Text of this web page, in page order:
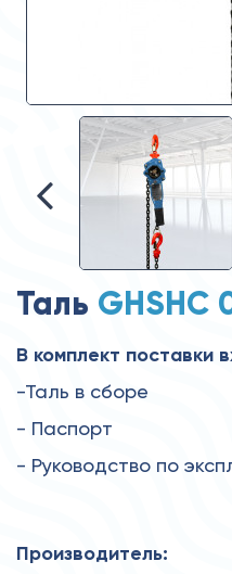
Таль GHSHC
В комплект поставки
-Таль в сборе
- Паспорт
- Руководство по
Производитель: